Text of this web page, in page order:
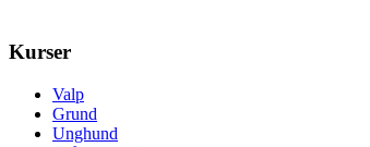
Kurser
Valp
Grund
Unghund